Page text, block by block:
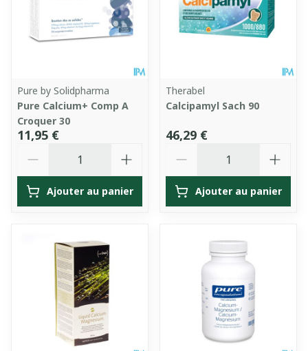
Pure by Solidpharma
Pure Calcium+ Comp A
Croquer 30
11,95 €
Ajouter au panier
Therabel
Calcipamyl Sach 90
46,29 €
Ajouter au panier